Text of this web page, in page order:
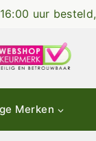
uur
Merken